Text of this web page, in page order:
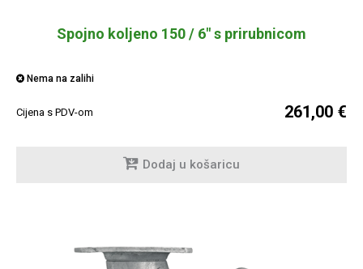
Spojno koljeno 150 / 6" s prirubnicom
Nema na zalihi
Cijena s PDV-om 261,00 €
Dodaj u košaricu